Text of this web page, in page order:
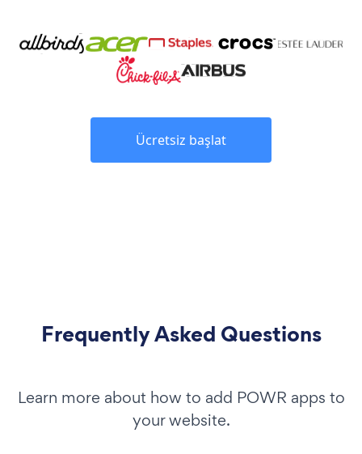
Ücretsiz başlat
Frequently Asked Questions
Learn more about how to add POWR apps to
your website.